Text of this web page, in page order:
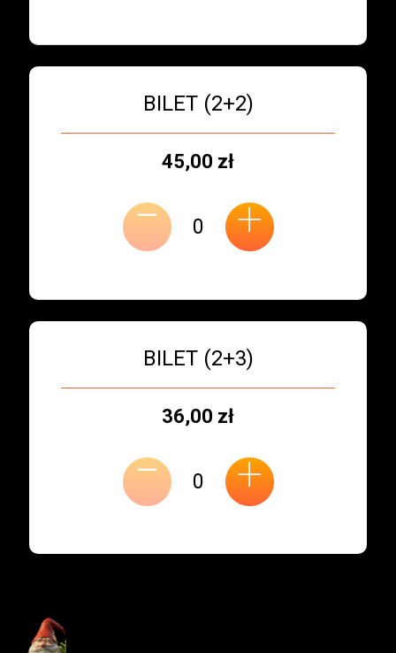
Bilet numer 3
Typ
biletu:
BILET (2+2)
Typ
Cena
45,00 zł
- +
Bilet numer 4
Typ
biletu:
BILET (2+3)
Typ
Cena
36,00 zł
- +